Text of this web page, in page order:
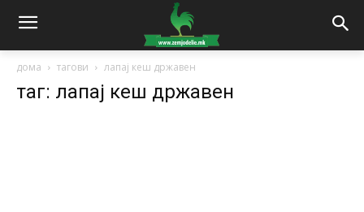
дома тагови лапај кеш државен
таг: лапај кеш државен